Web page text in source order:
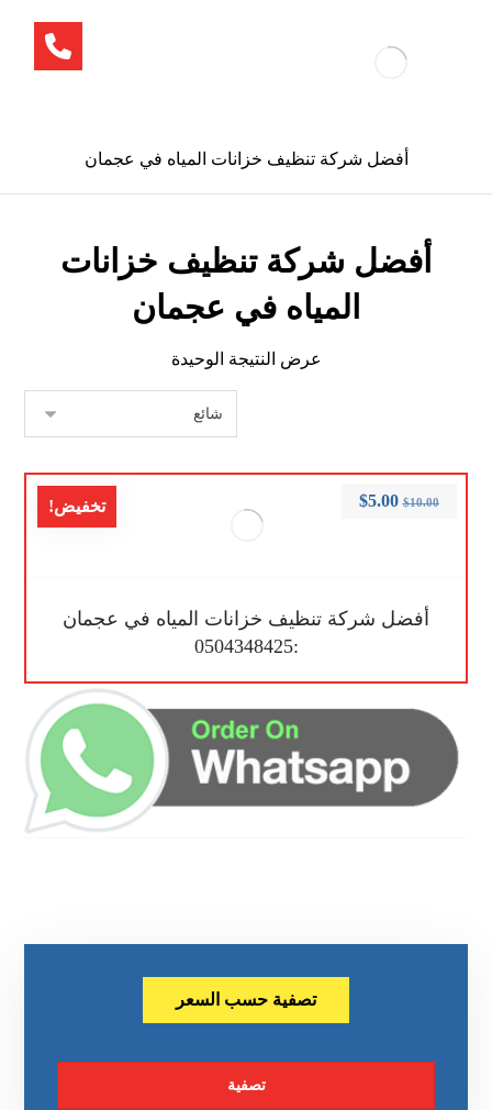
أفضل شركة تنظيف خزانات المياه في عجمان
أفضل شركة تنظيف خزانات
المياه في عجمان
عرض النتيجة الوحيدة
تخفيض!
أفضل شركة تنظيف خزانات المياه في عجمان
:0504348425
$10.00
$5.00
تصفية حسب السعر
تصفية